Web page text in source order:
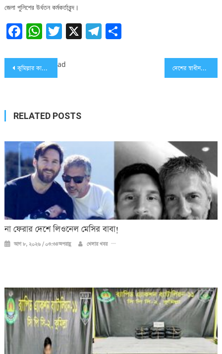
জেলা পুলিশের উর্ধতন কর্মকর্তাবৃন্দ।
Facebook
WhatsApp
Twitter
X Telegram
Share
Post
কুমিল্লার কালিরবাজারে “ধনুয়াখলা আহমদিয়া ফাজিল (ডিগ্রী) মাদ্রাসার” নব-নির্মিত ছাত্রাবাস’র শুভ উদ্বোধন দেশের স্বাধীনতা ও সার্বভৌমত্ব অক্ষুণ্ণ রাখার ক্ষেত্রে আমাদেরকে জান বাজি রেখে কাজ করতে হবে: শায়খুল হাদিস আল্লামা মামুনুল হক
ad
RELATED POSTS
না ফেরার দেশে লিওনেল মেসির বাবা!
আগ ৮, ২০২৬ / ০৩:৩৪অপরাহ্ণ খেলার খবর